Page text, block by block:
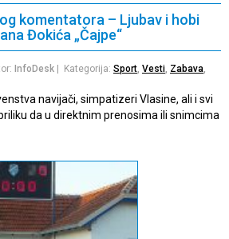
komentatora – Ljubav i hobi
Đokića „Čajpe“
InfoDesk | Kategorija: Sport, Vesti, Zabava,
navijači, simpatizeri Vlasine, ali i svi
da u direktnim prenosima ili snimcima